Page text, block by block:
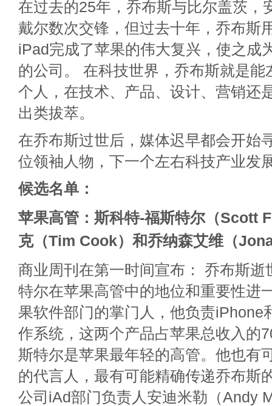
在过去的25年，乔布斯与比尔盖茨，
戴尔数次交锋，但过去十年，乔布斯
iPad完成了苹果的伟大复兴，使之成
的公司。 在科技世界，乔布斯就是能
个人，在技术、产品、设计、营销还
出类拔萃。
在乔布斯过世后，媒体迟早都会开始
位领袖人物，下一个左右科技产业发
候选名单：
苹果高管：斯科特-福斯特尔（Scott
克（Tim Cook）和乔纳森艾维（
商业周刊在第一时间宣布： 乔布斯逝
特尔在苹果高管中的地位和重要性进
果软件部门的掌门人，他负责iPhone
作系统，这两个产品占苹果总收入的
斯特尔是苹果最年轻的高管。他也有
的代言人，最有可能精确传递乔布斯
公司iAd部门负责人安迪米勒（Andy